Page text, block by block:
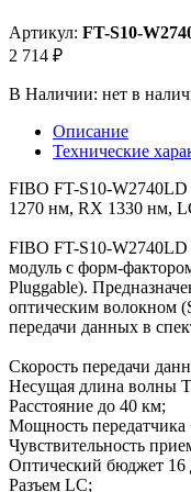
Артикул: FT-S10-
2 714 ₽
В Наличии: нет в
Описание
Технические
FIBO FT-S10-
1270 нм, RX 1330 нм,
FIBO FT-S10-
модуль с форм-
Pluggable).
оптическим волокном
передачи данных в
Скорость передачи
Несущая длина волны
Расстояние до 40 км;
Мощность
Чувствительность
Оптический бюджет 16
Разъем LC;